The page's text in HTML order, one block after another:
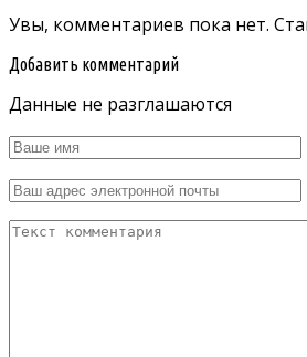
Увы, комментариев пока нет.
Добавить комментарий
Данные не разглашаются